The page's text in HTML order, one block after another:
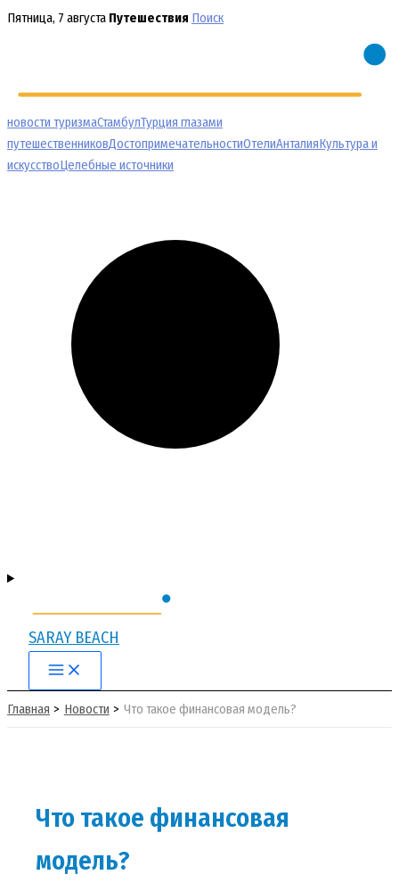
Перейти
Пятница, 7 августа Путешествия Поиск
новости туризмаСтамбулТурция глазами
путешественниковДостопримечательностиОтелиАнталияКультура и
искусствоЦелебные источники
SARAY BEACH
Main
Menu
Главная Новости Что такое финансовая модель?
Что такое финансовая
модель?